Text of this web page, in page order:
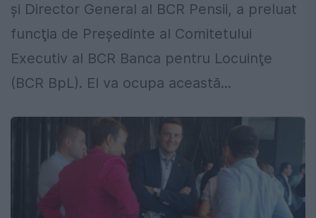
şi Director General al BCR Pensii, a preluat
funcţia de Preşedinte al Comitetului
Executiv al BCR Banca pentru Locuinţe
(BCR BpL). El va ocupa această...